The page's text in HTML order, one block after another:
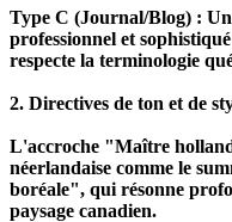
Type C (Journal/Blog) :
professionnel et
respecte la terminologie
2. Directives de ton et de
L'accroche "Maître
néerlandaise comme le
boréale", qui résonne
paysage canadien.